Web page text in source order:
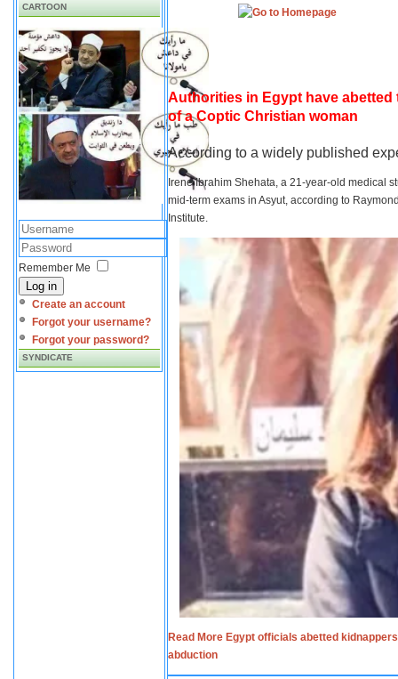
CARTOON
Remember Me
Log in
Create an account
Forgot your username?
Forgot your password?
SYNDICATE
Authorities in Egypt have
of a Coptic Christian woman
According to a widely published
Irene Ibrahim Shehata, a 21-year-old medical
mid-term exams in Asyut, according to
Institute.
Read More Egypt officials abetted
abduction